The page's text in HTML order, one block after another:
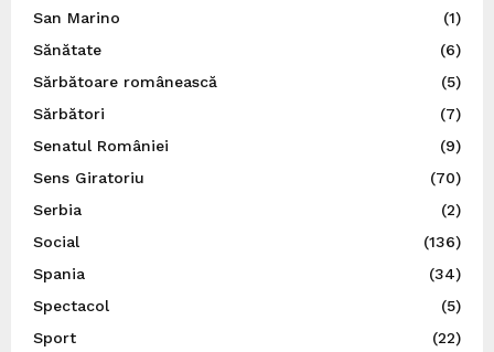
San Marino
(1)
Sănătate
(6)
Sărbătoare românească
(5)
Sărbători
(7)
Senatul României
(9)
Sens Giratoriu
(70)
Serbia
(2)
Social
(136)
Spania
(34)
Spectacol
(5)
Sport
(22)